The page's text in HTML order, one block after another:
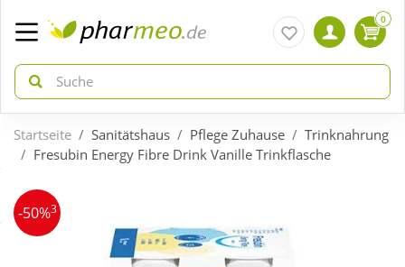
zurück
ÜBERSICHT AKTIONEN
Aktuelle Coupons
zurück
ÜBERSICHT KATEGORIEN
0
Startseite Sanitätshaus Pflege Zuhause
Trinknahrung
Fresubin Energy Fibre Drink Vanille Trinkflasche
-50%3